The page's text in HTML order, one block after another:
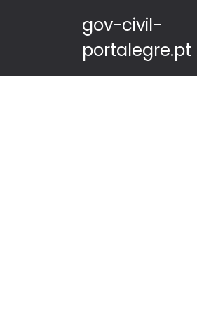
gov-civil-
portalegre.pt